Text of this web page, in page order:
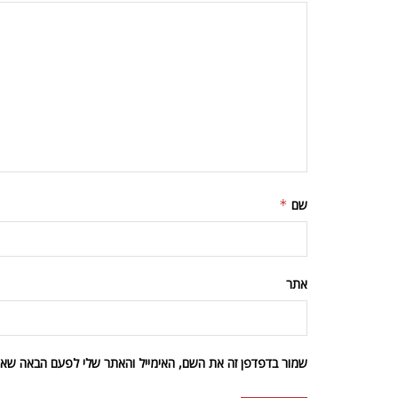
שם *
אתר
שמור בדפדפן זה את השם, האימייל והאתר שלי לפעם הבאה